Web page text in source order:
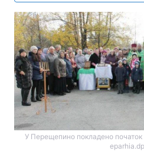
У Перещепино покладено початок